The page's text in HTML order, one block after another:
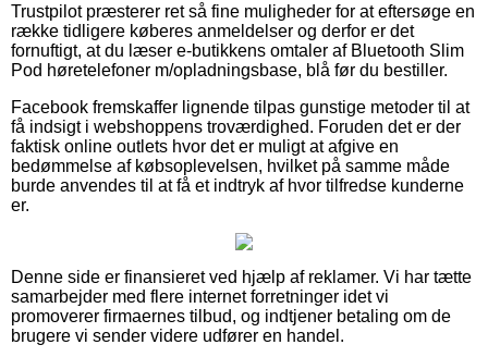
Trustpilot præsterer ret så fine muligheder for at eftersøge en
række tidligere køberes anmeldelser og derfor er det
fornuftigt, at du læser e-butikkens omtaler af Bluetooth Slim
Pod høretelefoner m/opladningsbase, blå før du bestiller.
Facebook fremskaffer lignende tilpas gunstige metoder til at
få indsigt i webshoppens troværdighed. Foruden det er der
faktisk online outlets hvor det er muligt at afgive en
bedømmelse af købsoplevelsen, hvilket på samme måde
burde anvendes til at få et indtryk af hvor tilfredse kunderne
er.
Denne side er finansieret ved hjælp af reklamer. Vi har tætte
samarbejder med flere internet forretninger idet vi
promoverer firmaernes tilbud, og indtjener betaling om de
brugere vi sender videre udfører en handel.